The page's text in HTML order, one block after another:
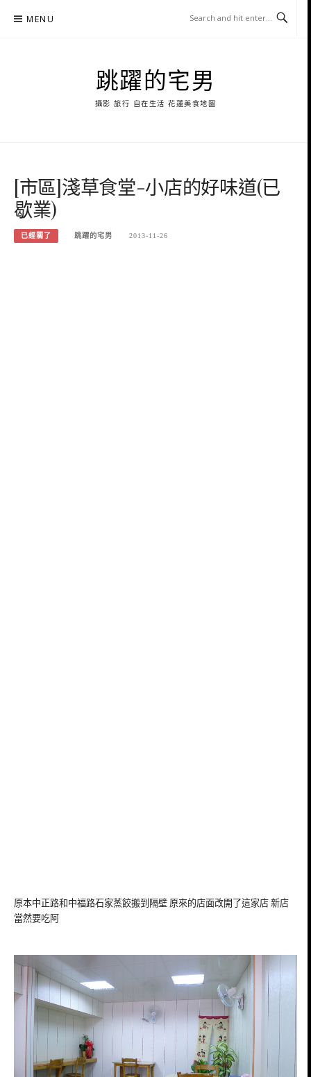
MENU
跳躍的宅男
攝影 旅行 自在生活 花蓮美食地圖
[市區]淺草食堂-小店的好味道(已
歇業)
已經關了 跳躍的宅男 2013-11-26
原本中正路和中福路石家蒸餃搬到隔壁 原來的店面改開了這家店 新店
當然要吃阿